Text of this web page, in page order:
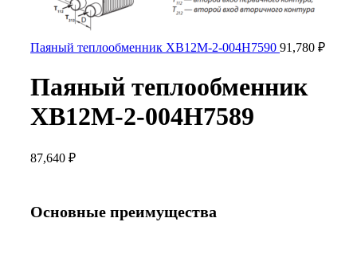
Паяный теплообменник XB12M-2-004H7590 91,780 ₽
Паяный теплообменник
XB12M-2-004H7589
87,640 ₽
Основные преимущества